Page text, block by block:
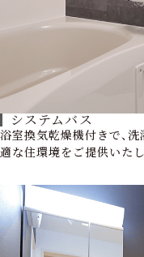
システムバス
浴室換気乾燥機付きで、
適な住環境をご提供いたし